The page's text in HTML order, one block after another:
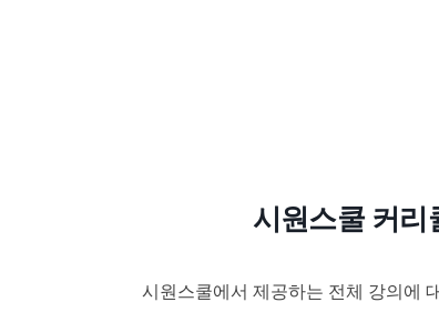
시원스쿨 커리
시원스쿨에서 제공하는 전체 강의에